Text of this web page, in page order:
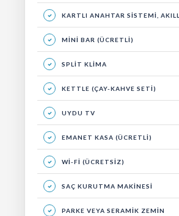
KARTLI ANAHTAR SISTEMI, AKILLI
MINI BAR (ÜCRETLI)
SPLIT KLIMA
KETTLE (ÇAY-KAHVE SETI)
UYDU TV
EMANET KASA (ÜCRETLI)
WI-FI (ÜCRETSIZ)
SAÇ KURUTMA MAKINESI
PARKE VEYA SERAMIK ZEMIN